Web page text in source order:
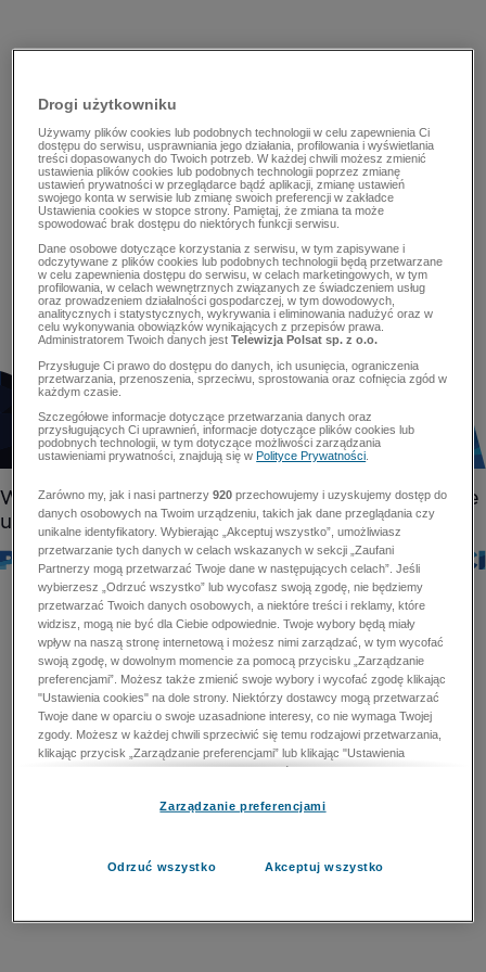
Drogi użytkowniku
Używamy plików cookies lub podobnych technologii w celu zapewnienia Ci
dostępu do serwisu, usprawniania jego działania, profilowania i wyświetlania
treści dopasowanych do Twoich potrzeb. W każdej chwili możesz zmienić
ustawienia plików cookies lub podobnych technologii poprzez zmianę
ustawień prywatności w przeglądarce bądź aplikacji, zmianę ustawień
swojego konta w serwisie lub zmianę swoich preferencji w zakładce
Ustawienia cookies w stopce strony. Pamiętaj, że zmiana ta może
spowodować brak dostępu do niektórych funkcji serwisu.
Dane osobowe dotyczące korzystania z serwisu, w tym zapisywane i
odczytywane z plików cookies lub podobnych technologii będą przetwarzane
w celu zapewnienia dostępu do serwisu, w celach marketingowych, w tym
profilowania, w celach wewnętrznych związanych ze świadczeniem usług
oraz prowadzeniem działalności gospodarczej, w tym dowodowych,
analitycznych i statystycznych, wykrywania i eliminowania nadużyć oraz w
celu wykonywania obowiązków wynikających z przepisów prawa.
Administratorem Twoich danych jestTelewizja Polsat sp. z o.o.
Przysługuje Ci prawo do dostępu do danych, ich usunięcia, ograniczenia
przetwarzania, przenoszenia, sprzeciwu, sprostowania oraz cofnięcia zgód w
każdym czasie.
Szczegółowe informacje dotyczące przetwarzania danych oraz
przysługujących Ci uprawnień, informacje dotyczące plików cookies lub
podobnych technologii, w tym dotyczące możliwości zarządzania
ustawieniami prywatności, znajdują się wPolityce Prywatności
Zarówno my, jak i nasi partnerzy920 przechowujemy i uzyskujemy dostęp do
danych osobowych na Twoim urządzeniu, takich jak dane przeglądania czy
unikalne identyfikatory. Wybierając „Akceptuj wszystko”, umożliwiasz
przetwarzanie tych danych w celach wskazanych w sekcji „Zaufani
Partnerzy mogą przetwarzać Twoje dane w następujących celach”. Jeśli
wybierzesz „Odrzuć wszystko” lub wycofasz swoją zgodę, nie będziemy
przetwarzać Twoich danych osobowych, a niektóre treści i reklamy, które
widzisz, mogą nie być dla Ciebie odpowiednie. Twoje wybory będą miały
wpływ na naszą stronę internetową i możesz nimi zarządzać, w tym wycofać
swoją zgodę, w dowolnym momencie za pomocą przycisku „Zarządzanie
preferencjami”. Możesz także zmienić swoje wybory i wycofać zgodę klikając
"Ustawienia cookies" na dole strony. Niektórzy dostawcy mogą przetwarzać
Twoje dane w oparciu o swoje uzasadnione interesy, co nie wymaga Twojej
zgody. Możesz w każdej chwili sprzeciwić się temu rodzajowi przetwarzania,
klikając przycisk „Zarządzanie preferencjami” lub klikając "Ustawienia
cookies" na dole strony. Nie możesz sprzeciwić się przetwarzaniu przez
zapobiegania oszustwom i naprawiania błędów, a w tym celu mogą zostać
przetwarzaniu danych osobowych w celu dostarczania i prezentacji reklam i
Zarządzanie preferencjami
Odrzuć wszystko Akceptuj wszystko